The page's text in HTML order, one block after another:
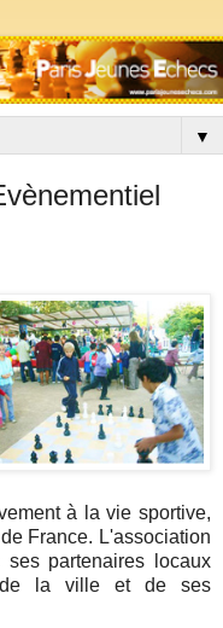
▼
à la vie sportive,
France. L'association
partenaires locaux
la ville et de ses